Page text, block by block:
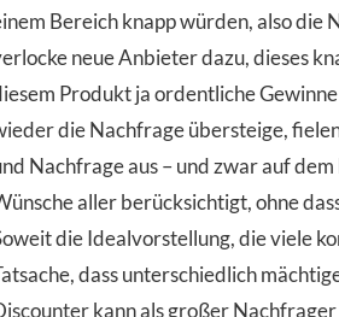
Bereich knapp würden, also die
neue Anbieter dazu, dieses
Produkt ja ordentliche
die Nachfrage übersteige,
Nachfrage aus – und zwar auf
aller berücksichtigt, ohne
die Idealvorstellung, die viele
dass unterschiedlich
kann als großer